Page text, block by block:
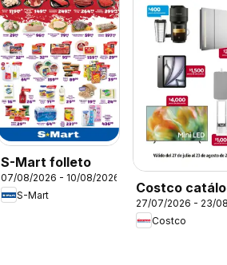
S-Mart folleto
07/08/2026 - 10/08/2026
S-Mart
Costco
27/07/2026 - 23/
Costco